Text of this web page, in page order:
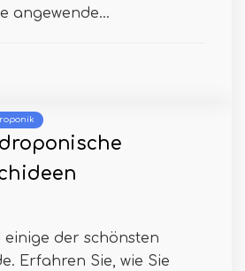
angewende...
der schönsten
Erfahren Sie, wie Sie